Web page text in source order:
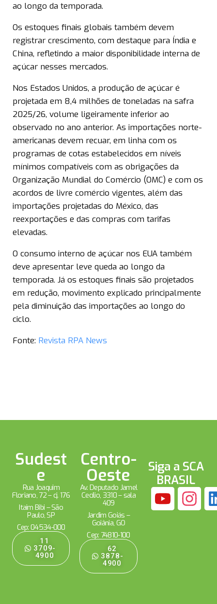
ao longo da temporada.
Os estoques finais globais também devem
registrar crescimento, com destaque para Índia e
China, refletindo a maior disponibilidade interna de
açúcar nesses mercados.
Nos Estados Unidos, a produção de açúcar é
projetada em 8,4 milhões de toneladas na safra
2025/26, volume ligeiramente inferior ao
observado no ano anterior. As importações norte-
americanas devem recuar, em linha com os
programas de cotas estabelecidos em níveis
mínimos compatíveis com as obrigações da
Organização Mundial do Comércio (OMC) e com os
acordos de livre comércio vigentes, além das
importações projetadas do México, das
reexportações e das compras com tarifas
elevadas.
O consumo interno de açúcar nos EUA também
deve apresentar leve queda ao longo da
temporada. Já os estoques finais são projetados
em redução, movimento explicado principalmente
pela diminuição das importações ao longo do
ciclo.
Fonte: Revista RPA News
Sudest
e
Rua Joaquim
Floriano, 72 – cj. 176
Itaim Bibi – São
Paulo, SP
Cep: 04534-000
11
3709-
4900
Centro-
Oeste
Av. Deputado Jamel
Cecílio, 3310 – sala
409
Jardim Goiás –
Goiânia, GO
Cep: 74810-100
62
3878-
4900
Siga a SCA
BRASIL